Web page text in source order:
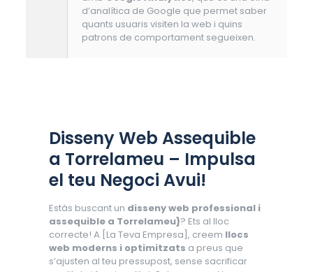
d’analítica de Google que permet saber
quants usuaris visiten la web i quins
patrons de comportament segueixen.
Disseny Web Assequible
a Torrelameu – Impulsa
el teu Negoci Avui!
Estàs buscant un disseny web professional i
assequible a Torrelameu}? Ets al lloc
correcte! A [La Teva Empresa], creem llocs
web moderns i optimitzats a preus que
s’ajusten al teu pressupost, sense sacrificar